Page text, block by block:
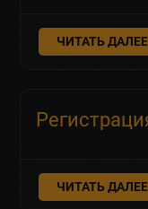
ЧИТАТЬ ДАЛЕЕ
ЧИТАТЬ ДАЛЕЕ